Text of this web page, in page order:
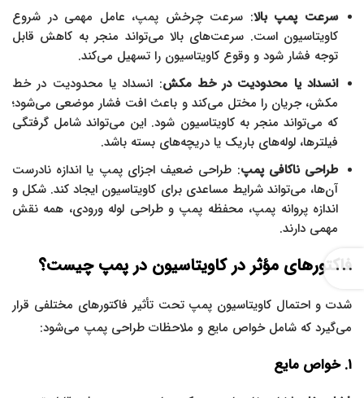
سرعت پمپ بالا: سرعت چرخش پمپ، عامل مهمی در شروع
کاویتاسیون است. سرعت‌های بالا می‌تواند منجر به کاهش قابل
توجه فشار شود و وقوع کاویتاسیون را تسهیل می‌کند.
انسداد یا محدودیت در خط مکش: انسداد یا محدودیت در خط
مکش، جریان را مختل می‌کند و باعث افت فشار موضعی می‌شود؛
که می‌تواند منجر به کاویتاسیون شود. این می‌تواند شامل گرفتگی
فیلترها، لوله‌های باریک یا دریچه‌های بسته باشد.
طراحی ناکافی پمپ: طراحی ضعیف اجزای پمپ یا اندازه نادرست
آن‌ها، می‌تواند شرایط مساعدی برای کاویتاسیون ایجاد کند. شکل و
اندازه پروانه پمپ، محفظه پمپ و طراحی لوله ورودی، همه نقش
مهمی دارند.
فاکتورهای مؤثر در کاویتاسیون در پمپ چیست؟
شدت و احتمال کاویتاسیون پمپ تحت تأثیر فاکتورهای مختلفی قرار
می‌گیرد که شامل خواص مایع و ملاحظات طراحی پمپ می‌شود:
۱. خواص مایع